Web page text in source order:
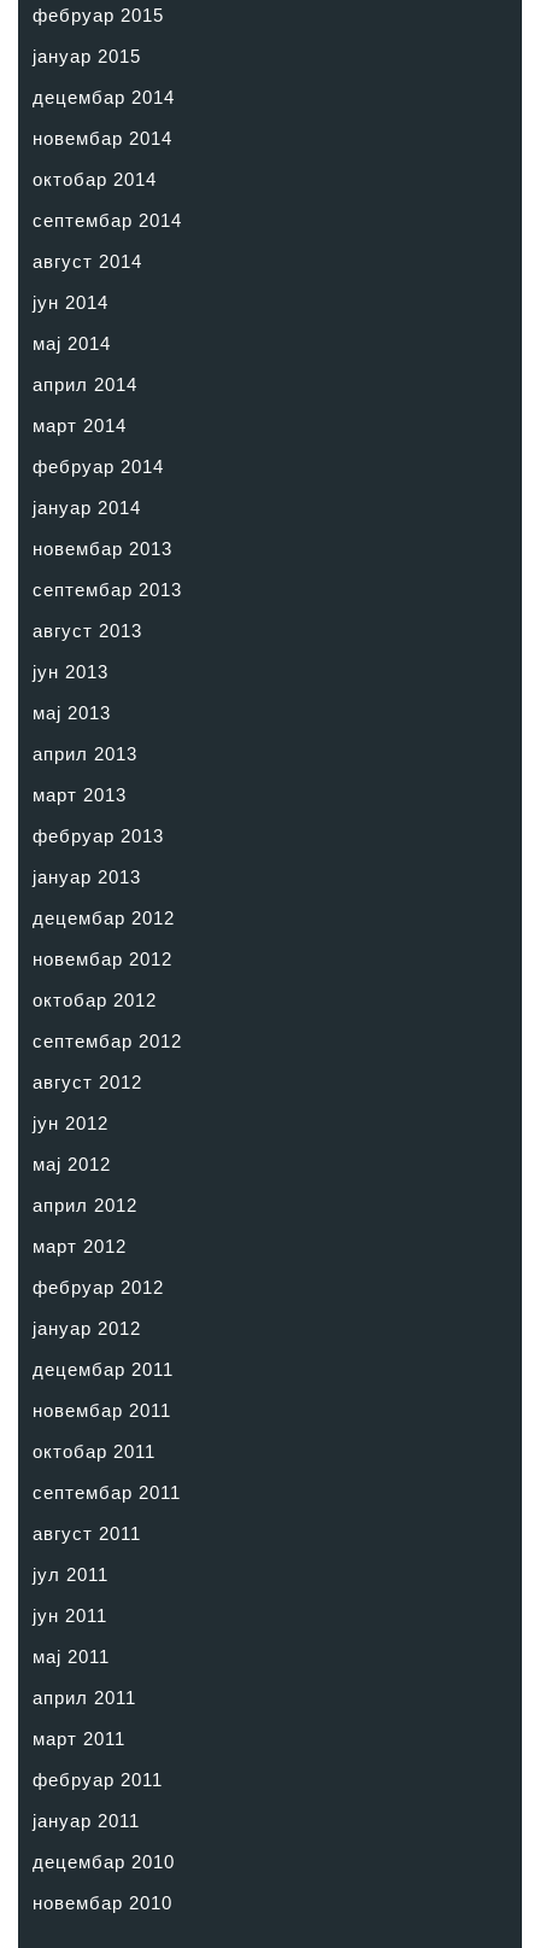
фебруар 2015
јануар 2015
децембар 2014
новембар 2014
октобар 2014
септембар 2014
август 2014
јун 2014
мај 2014
април 2014
март 2014
фебруар 2014
јануар 2014
новембар 2013
септембар 2013
август 2013
јун 2013
мај 2013
април 2013
март 2013
фебруар 2013
јануар 2013
децембар 2012
новембар 2012
октобар 2012
септембар 2012
август 2012
јун 2012
мај 2012
април 2012
март 2012
фебруар 2012
јануар 2012
децембар 2011
новембар 2011
октобар 2011
септембар 2011
август 2011
јул 2011
јун 2011
мај 2011
април 2011
март 2011
фебруар 2011
јануар 2011
децембар 2010
новембар 2010